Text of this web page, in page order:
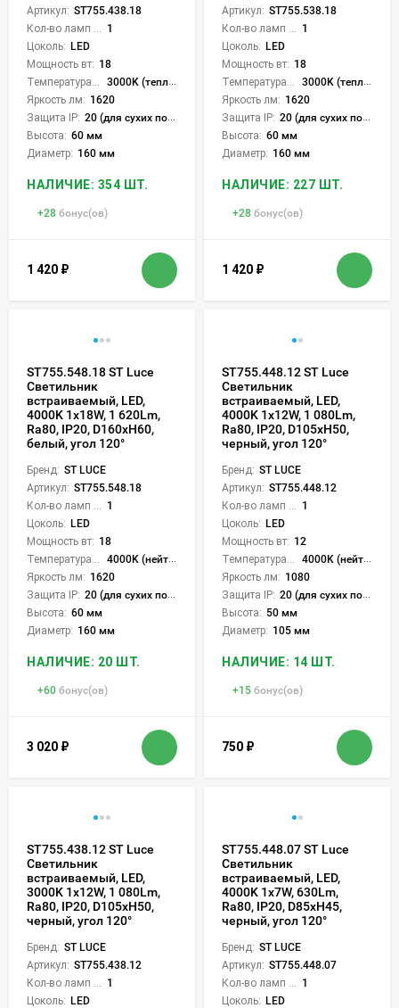
Артикул: ST755.438.18
1
Цоколь: LED
Мощность вт: 18
3000K (теплый)
Яркость лм: 1620
Защита IP: 20 (для сухих пом.)
Высота: 60 мм
Диаметр: 160 мм
НАЛИЧИЕ: 354 ШТ.
+28 бонус(ов)
1 420 ₽
Артикул: ST755.538.18
1
Цоколь: LED
Мощность вт: 18
3000K (теплый)
Яркость лм: 1620
Защита IP: 20 (для сухих пом.)
Высота: 60 мм
Диаметр: 160 мм
НАЛИЧИЕ: 227 ШТ.
+28 бонус(ов)
1 420 ₽
ST755.548.18 ST Luce
Светильник
встраиваемый, LED,
4000K 1х18W, 1 620Lm,
Ra80, IP20, D160xH60,
белый, угол 120°
Бренд: ST LUCE
Артикул: ST755.548.18
1
Цоколь: LED
Мощность вт: 18
4000K (нейтральный)
Яркость лм: 1620
Защита IP: 20 (для сухих пом.)
Высота: 60 мм
Диаметр: 160 мм
НАЛИЧИЕ: 20 ШТ.
+60 бонус(ов)
3 020 ₽
ST755.448.12 ST Luce
Светильник
встраиваемый, LED,
4000K 1х12W, 1 080Lm,
Ra80, IP20, D105xH50,
черный, угол 120°
Бренд: ST LUCE
Артикул: ST755.448.12
1
Цоколь: LED
Мощность вт: 12
4000K (нейтральный)
Яркость лм: 1080
Защита IP: 20 (для сухих пом.)
Высота: 50 мм
Диаметр: 105 мм
НАЛИЧИЕ: 14 ШТ.
+15 бонус(ов)
750 ₽
ST755.438.12 ST Luce
Светильник
встраиваемый, LED,
3000K 1х12W, 1 080Lm,
Ra80, IP20, D105xH50,
черный, угол 120°
Бренд: ST LUCE
Артикул: ST755.438.12
1
Цоколь: LED
ST755.448.07 ST Luce
Светильник
встраиваемый, LED,
4000K 1х7W, 630Lm,
Ra80, IP20, D85xH45,
черный, угол 120°
Бренд: ST LUCE
Артикул: ST755.448.07
1
Цоколь: LED